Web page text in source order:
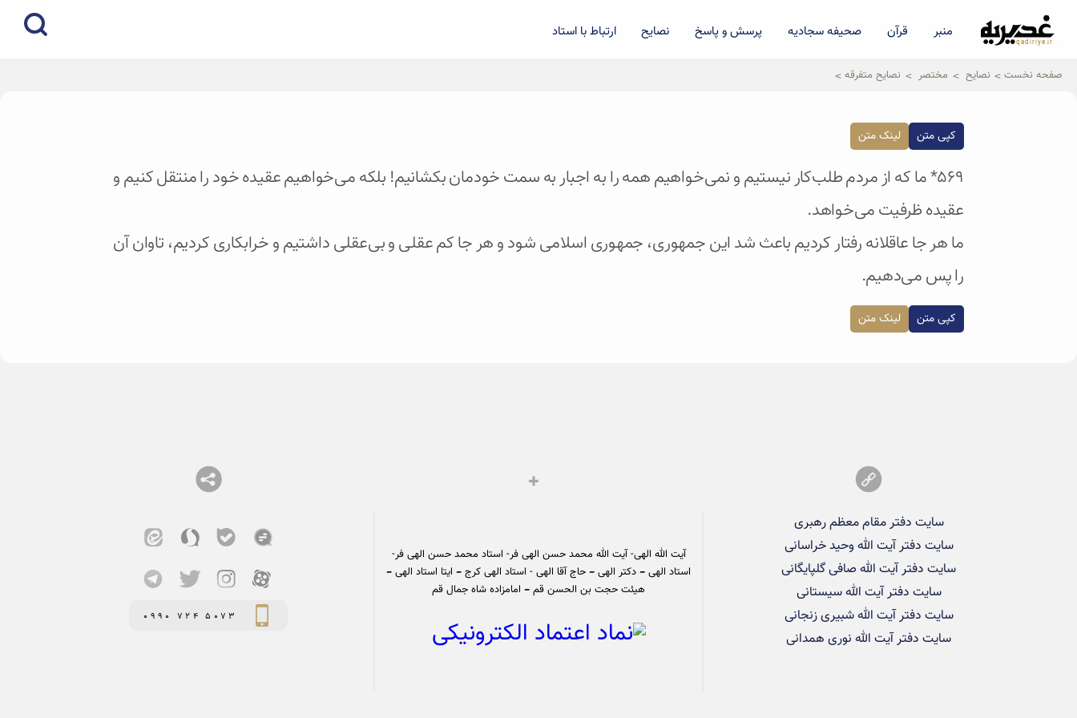
qadiriye.ir
نشریه ی غدیریه-بیانات استاد
منبر قرآن صحیفه سجادیه پرسش و پاسخ نصایح ارتباط با استاد
صفحه نخست نصایح مختصر نصایح متفرقه
کپی متن لینک متن
۵۶۹* ما که از مردم طلب‌کار نیستیم و نمی‌خواهیم همه را به اجبار به سمت خودمان بکشانیم! بلکه می‌خواهیم عقیده خود را منتقل کنیم و
عقیده ظرفیت می‌خواهد.
ما هر جا عاقلانه رفتار کردیم باعث شد این جمهوری، جمهوری اسلامی شود و هر جا کم‌ عقلی و بی‌عقلی داشتیم و خرابکاری کردیم، تاوان آن
را پس می‌دهیم.
کپی متن لینک متن
سایت دفتر مقام معظم رهبری
سایت دفتر آیت الله وحید خراسانی
سایت دفتر آیت الله صافی گلپایگانی
سایت دفتر آیت الله سیستانی
سایت دفتر آیت الله شبیری زنجانی
سایت دفتر آیت الله نوری همدانی
آیت الله الهی- آیت الله محمد حسن الهی فر- استاد محمد حسن الهی فر-
استاد الهی – دکتر الهی – حاج آقا الهی - استاد الهی کرج – ایتا استاد الهی –
هیئت حجت بن الحسن قم – امامزاده شاه جمال قم
0990 724 5073